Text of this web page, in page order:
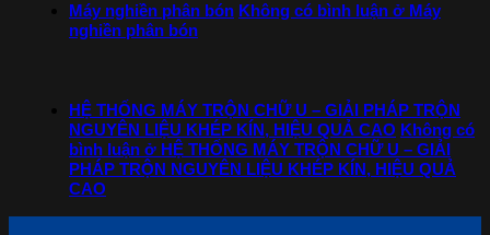
Máy nghiền phân bón Không có bình luận ở Máy
nghiền phân bón
HỆ THỐNG MÁY TRỘN CHỮ U – GIẢI PHÁP TRỘN
NGUYÊN LIỆU KHÉP KÍN, HIỆU QUẢ CAO Không có
bình luận ở HỆ THỐNG MÁY TRỘN CHỮ U – GIẢI
PHÁP TRỘN NGUYÊN LIỆU KHÉP KÍN, HIỆU QUẢ
CAO